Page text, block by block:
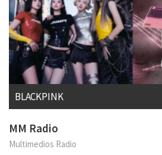
BLACKPINK
MM Radio
Multimedios Radio